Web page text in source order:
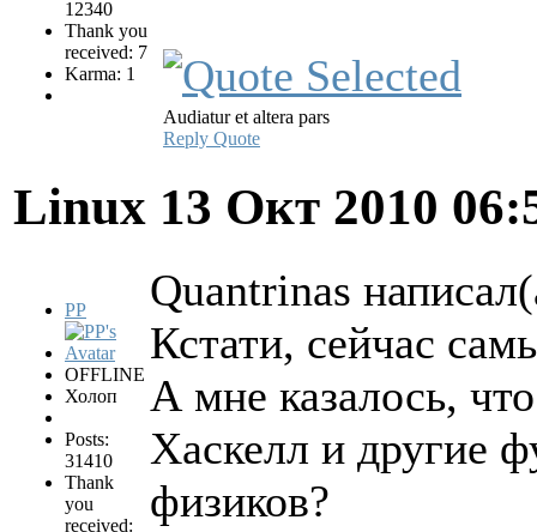
12340
Thank you
received: 7
Karma: 1
Audiatur et altera pars
Reply Quote
Linux 13 Окт 2010
PP
OFFLINE
Холоп
Posts:
31410
Thank
you
received:
Quantrinas
Кстати, сейчас
А мне казалось,
Хаскелл и другие
физиков?